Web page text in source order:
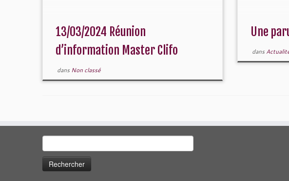
13/03/2024 Réunion
d’information Master Clifo
dans Non classé
Une
dans